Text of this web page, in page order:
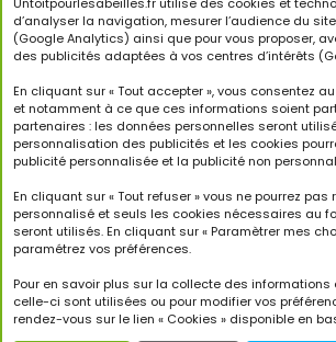
d’analyser la navigation, mesurer l’audience du
(Google Analytics) ainsi que pour vous proposer,
des publicités adaptées à vos centres d’intérêts
En cliquant sur « Tout accepter », vous consentez
et notamment à ce que ces informations soient
partenaires : les données personnelles seront
personnalisation des publicités et les cookies
publicité personnalisée et la publicité non
En cliquant sur « Tout refuser » vous ne pourrez pas
personnalisé et seuls les cookies nécessaires au
seront utilisés. En cliquant sur « Paramètrer mes
paramétrez vos préférences.
Pour en savoir plus sur la collecte des
celle-ci sont utilisées ou pour modifier vos
rendez-vous sur le lien « Cookies » disponible en
Inscrivez-vous pour en savoir plus
passionnant des abeilles et sur
JE M'INSCRIS À LA NEWSLETTER
Suivez-nous
Copyright © 2026 Un Toit Pour Les Abeilles.
réservés.